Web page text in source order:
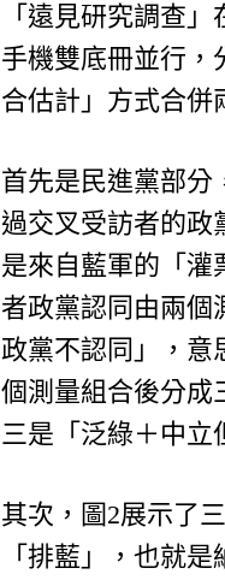
「遠見研究調查
手機雙底冊並行，
合估計」方式合併
首先是民進黨部分
過交叉受訪者的政
是來自藍軍的「灌
者政黨認同由兩個
政黨不認同」，意
個測量組合後分成
三是「泛綠＋中立
其次，圖2展示了
「排藍」，也就